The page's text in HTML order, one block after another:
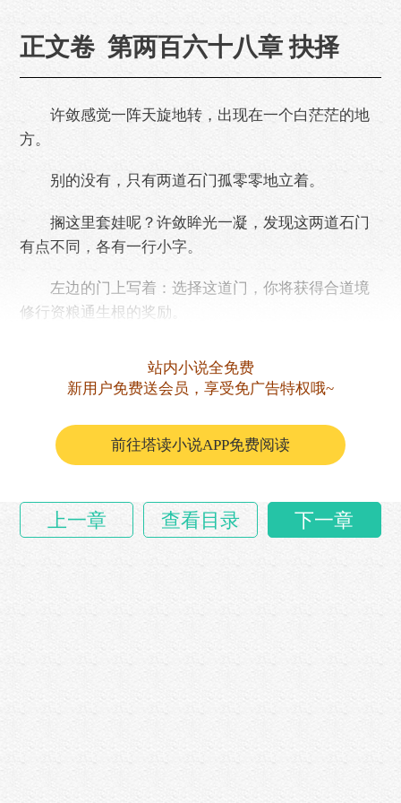
正文卷 第两百六十八章 抉择
许敛感觉一阵天旋地转，出现在一个白茫茫的地
方。
别的没有，只有两道石门孤零零地立着。
搁这里套娃呢？许敛眸光一凝，发现这两道石门
有点不同，各有一行小字。
左边的门上写着：选择这道门，你将获得合道境
修行资粮通生根的奖励。
复活逝去的……
站内小说全免费
新用户免费送会员，享受免广告特权哦~
前往塔读小说APP免费阅读
上一章 查看目录 下一章